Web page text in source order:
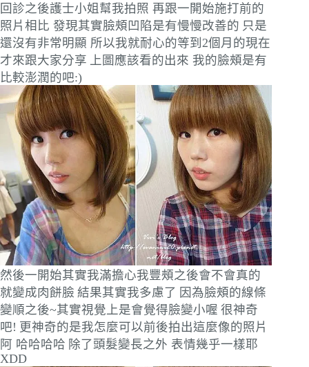
回診之後護士小姐幫我拍照 再跟一開始施打前的
照片相比 發現其實臉頰凹陷是有慢慢改善的 只是
還沒有非常明顯 所以我就耐心的等到2個月的現在
才來跟大家分享
上圖應該看的出來 我的臉頰是有
比較澎潤的吧:)
然後一開始其實我滿擔心我豐頰之後會不會真的
就變成肉餅臉 結果其實我多慮了 因為臉頰的線條
變順之後~其實視覺上是會覺得臉變小喔 很神奇
吧! 更神奇的是我怎麼可以前後拍出這麼像的照片
阿 哈哈哈哈 除了頭髮變長之外 表情幾乎一樣耶
XDD